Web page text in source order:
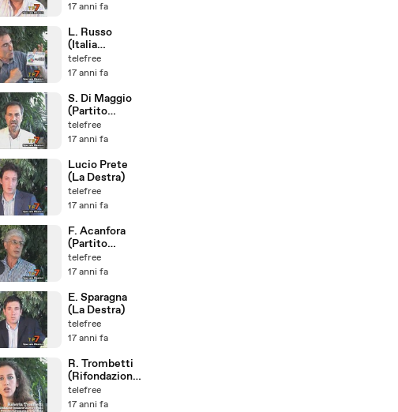
17 anni fa
L. Russo
(Italia
Condivisa)
telefree
17 anni fa
S. Di Maggio
(Partito
Democratico)
telefree
17 anni fa
Lucio Prete
(La Destra)
telefree
17 anni fa
F. Acanfora
(Partito
Socialista)
telefree
17 anni fa
E. Sparagna
(La Destra)
telefree
17 anni fa
R. Trombetti
(Rifondazione
Comunista)
telefree
17 anni fa